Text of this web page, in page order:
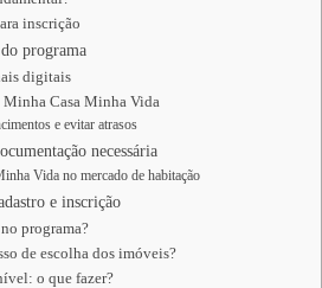
inscrição
programa
digitais
Casa Minha Vida
e evitar atrasos
necessária
Vida no mercado de habitação
e inscrição
programa?
de escolha dos imóveis?
o que fazer?